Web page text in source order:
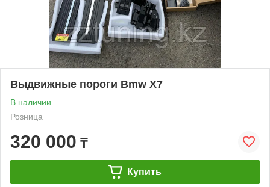
Выдвижные пороги Bmw X7
В наличии
Розница
320 000 ₸
Купить